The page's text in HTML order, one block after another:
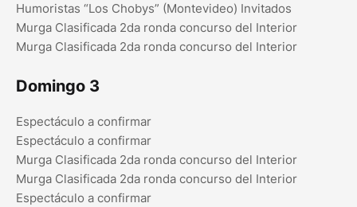
Humoristas “Los Chobys” (Montevideo) Invitados
Murga Clasificada 2da ronda concurso del Interior
Murga Clasificada 2da ronda concurso del Interior
Domingo 3
Espectáculo a confirmar
Espectáculo a confirmar
Murga Clasificada 2da ronda concurso del Interior
Murga Clasificada 2da ronda concurso del Interior
Espectáculo a confirmar